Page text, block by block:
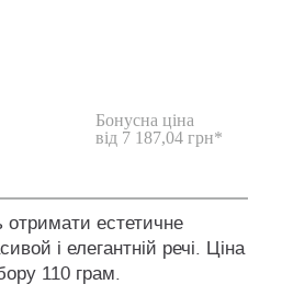
Бонусна ціна
від 7 187,04 грн*
отримати естетичне
і елегантній речі. Ціна
110 грам.